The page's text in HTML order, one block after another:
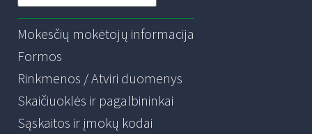
Mokesčių mokėtojų informacija
Formos
Rinkmenos / Atviri duomenys
Skaičiuoklės ir pagalbininkai
Sąskaitos ir įmokų kodai